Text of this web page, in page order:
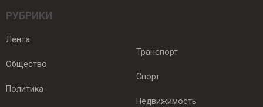
РУБРИКИ
Лента
Общество
Политика
Транспорт
Спорт
Недвижимость